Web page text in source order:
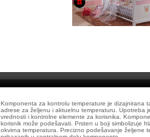
Komponenta za kontrolu temperature je dizajnirana
adrese za željenu i aktuelnu temperaturu. Upotreba
vrednosti i kontrolne elemente za korisnika.
korisnik može podešavati. Prsten u boji simbolizuje
okvirna temperatura. Precizno podešavanje željene